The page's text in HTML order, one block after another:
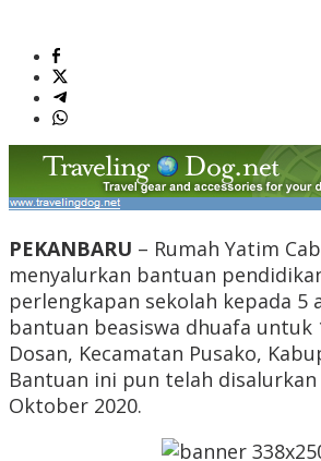
PEKANBARU – Rumah Yatim
menyalurkan bantuan
perlengkapan sekolah kepada 5
bantuan beasiswa dhuafa untuk
Dosan, Kecamatan Pusako,
Bantuan ini pun telah
Oktober 2020.